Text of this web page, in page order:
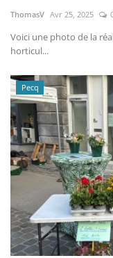
ThomasV Avr 25, 2025
Voici une photo de la
horticul...
Pecq